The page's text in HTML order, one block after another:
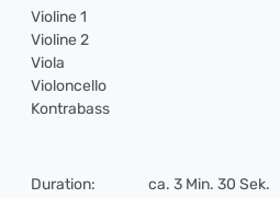
Violine 1
Violine 2
Viola
Violoncello
Kontrabass
Duration:
ca. 3 Min. 30 Sek.